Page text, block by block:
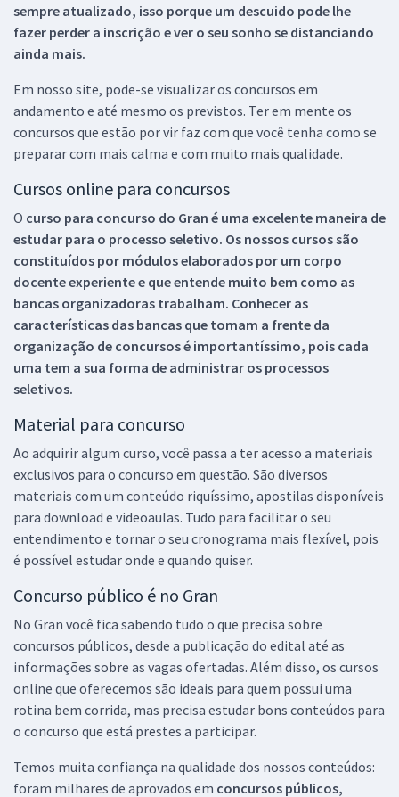
sempre atualizado, isso porque um descuido pode lhe
fazer perder a inscrição e ver o seu sonho se distanciando
ainda mais.
Em nosso site, pode-se visualizar os concursos em
andamento e até mesmo os previstos. Ter em mente os
concursos que estão por vir faz com que você tenha como se
preparar com mais calma e com muito mais qualidade.
Cursos online para concursos
O curso para concurso do Gran é uma excelente maneira de
estudar para o processo seletivo. Os nossos cursos são
constituídos por módulos elaborados por um corpo
docente experiente e que entende muito bem como as
bancas organizadoras trabalham. Conhecer as
características das bancas que tomam a frente da
organização de concursos é importantíssimo, pois cada
uma tem a sua forma de administrar os processos
seletivos.
Material para concurso
Ao adquirir algum curso, você passa a ter acesso a materiais
exclusivos para o concurso em questão. São diversos
materiais com um conteúdo riquíssimo, apostilas disponíveis
para download e videoaulas. Tudo para facilitar o seu
entendimento e tornar o seu cronograma mais flexível, pois
é possível estudar onde e quando quiser.
Concurso público é no Gran
No Gran você fica sabendo tudo o que precisa sobre
concursos públicos, desde a publicação do edital até as
informações sobre as vagas ofertadas. Além disso, os cursos
online que oferecemos são ideais para quem possui uma
rotina bem corrida, mas precisa estudar bons conteúdos para
o concurso que está prestes a participar.
Temos muita confiança na qualidade dos nossos conteúdos:
foram milhares de aprovados em concursos públicos,